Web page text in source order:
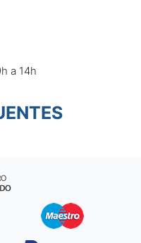
a 14h